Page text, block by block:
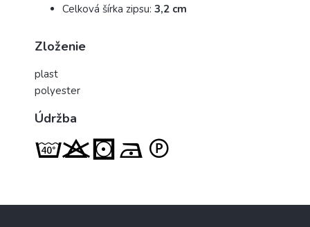
Celková šírka zipsu: 3,2 cm
Zloženie
plast
polyester
Údržba